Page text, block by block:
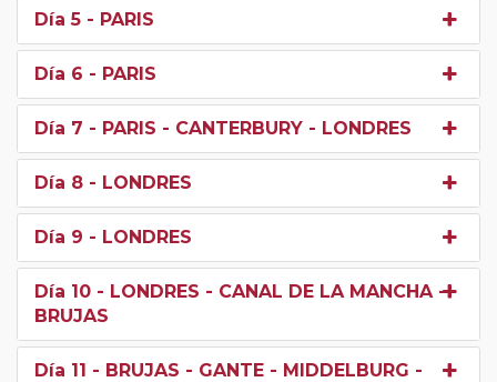
Día 5 - PARIS
Día 6 - PARIS
Día 7 - PARIS - CANTERBURY - LONDRES
Día 8 - LONDRES
Día 9 - LONDRES
Día 10 - LONDRES - CANAL DE LA MANCHA -
BRUJAS
Día 11 - BRUJAS - GANTE - MIDDELBURG -